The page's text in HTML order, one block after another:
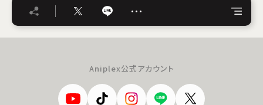
…
Aniplex公式アカウント